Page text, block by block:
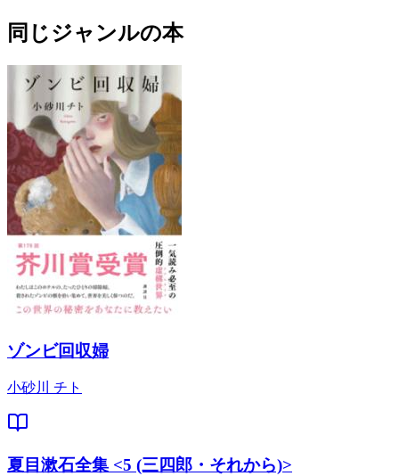
同じジャンルの本
ゾンビ回収婦
小砂川 チト
夏目漱石全集 <5 (三四郎・それから)>